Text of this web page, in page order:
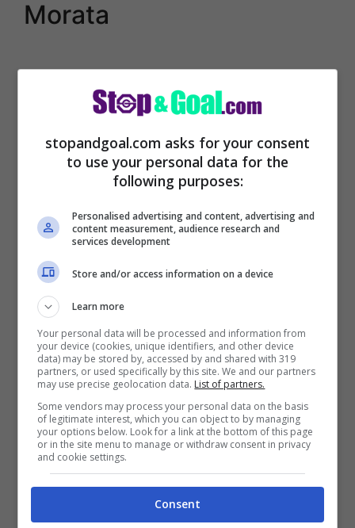
Morata
La Juventus a fine stagione molto
probabilmente non riscatterà Morata, che
tornerà quindi all’Atletico Madrid, ecco
perché ibianconeri sono fortemente
interessati ad Aguero, tanto che secondo
i colleghi spagnoli, ci sarebbero stati già
dei contatti tra la Juventus e lo stesso
Agueroper convincerlo a trasferirsi in
Italia. Anche PSG e Barcellona su di lui.
stopandgoal.com asks for your consent
to use your personal data for the
following purposes:
Personalised advertising and content, advertising and
content measurement, audience research and
services development
Store and/or access information on a device
Learn more
Your personal data will be processed and information from
your device (cookies, unique identifiers, and other device
data) may be stored by, accessed by and shared with 319
partners, or used specifically by this site. We and our partners
may use precise geolocation data. List of partners.
Some vendors may process your personal data on the basis
of legitimate interest, which you can object to by managing
your options below. Look for a link at the bottom of this page
or in the site menu to manage or withdraw consent in privacy
and cookie settings.
Consent